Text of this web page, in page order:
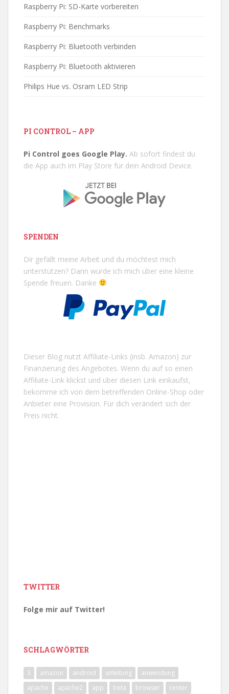
Raspberry Pi: SD-Karte vorbereiten
Raspberry Pi: Benchmarks
Raspberry Pi: Bluetooth verbinden
Raspberry Pi: Bluetooth aktivieren
Philips Hue vs. Osram LED Strip
PI CONTROL – APP
Pi Control goes Google Play. Ab sofort findest du
die App auch im Play Store für dein Android Device.
SPENDEN
Dir gefällt meine Arbeit und du möchtest mich
unterstützen? Dann würde ich mich über eine kleine
Spende freuen. Danke
Dieser Blog nutzt Affiliate-Links (insb. Amazon) zur
Finanzierung des Angebotes. Wenn du auf so einen
Affiliate-Link klickst und über diesen Link einkaufst,
bekomme ich von dem betreffenden Online-Shop oder
Anbieter eine Provision. Für dich verändert sich der
Preis nicht.
TWITTER
Folge mir auf Twitter!
SCHLAGWÖRTER
3 amazon android anleitung
anwendung
apache
apache2 app beta browser center